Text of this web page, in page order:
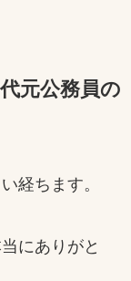
元公務員の
経ちます。
にありがと